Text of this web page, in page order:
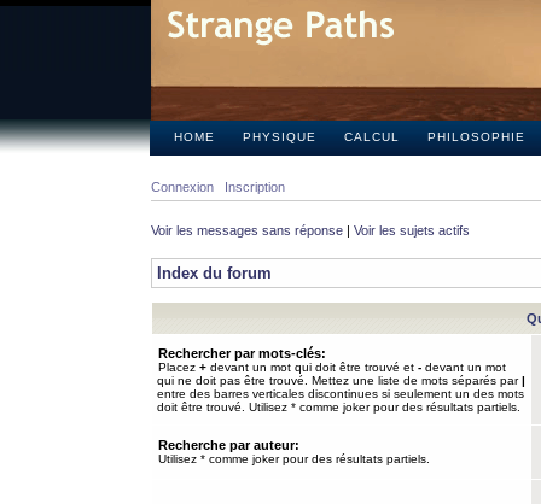
HOME PHYSIQUE CALCUL PHILOSOPHIE
Connexion Inscription
Voir les messages sans réponse | Voir les sujets actifs
Index du forum
Rechercher par mots-clés:
Placez + devant un mot qui doit être trouvé et - devant un mot
qui ne doit pas être trouvé. Mettez une liste de mots séparés par|
entre des barres verticales discontinues si seulement un des mots
doit être trouvé. Utilisez * comme joker pour des résultats partiels.
Recherche par auteur:
Utilisez * comme joker pour des résultats partiels.